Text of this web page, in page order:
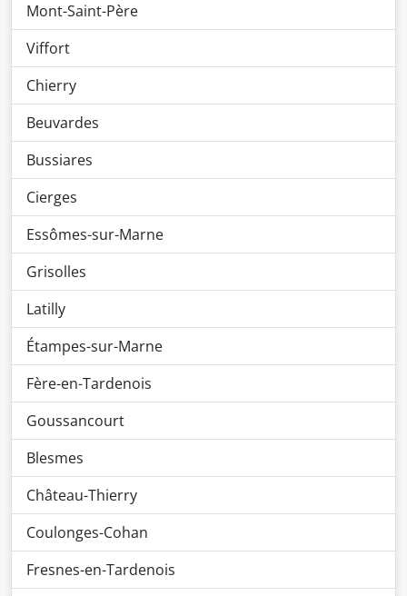
Mont-Saint-Père
Viffort
Chierry
Beuvardes
Bussiares
Cierges
Essômes-sur-Marne
Grisolles
Latilly
Étampes-sur-Marne
Fère-en-Tardenois
Goussancourt
Blesmes
Château-Thierry
Coulonges-Cohan
Fresnes-en-Tardenois